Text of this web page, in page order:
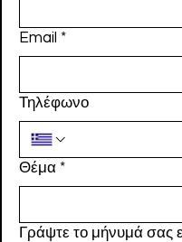
Email *
Τηλέφωνο
Θέμα *
Γράψτε το μήνυμά σας